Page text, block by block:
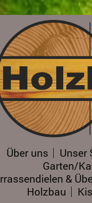
Über uns Unser
Garten/
&
Holzbau